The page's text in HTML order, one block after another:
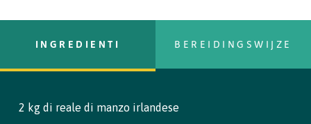
INGREDIENTI BEREIDINGSWIJZE
2 kg di reale di manzo irlandese
copy text